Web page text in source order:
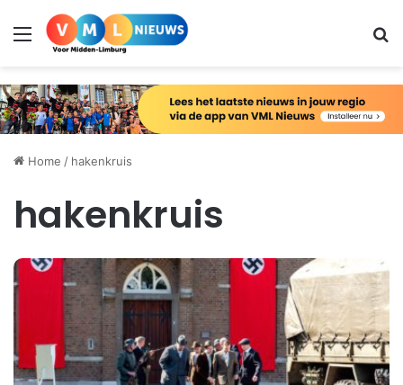
Menu
Home / hakenkruis
hakenkruis